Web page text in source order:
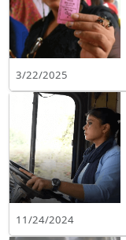
3/22/2025
11/24/2024